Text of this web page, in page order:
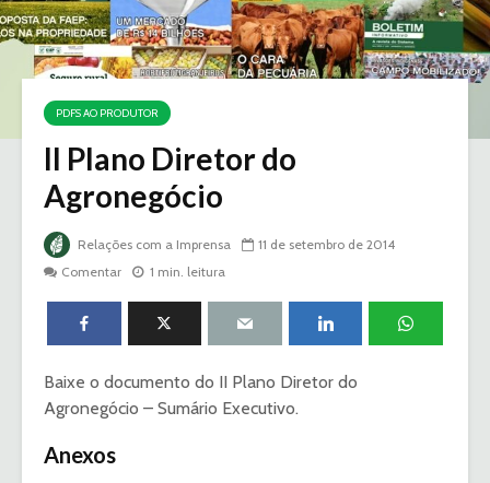
PDFS AO PRODUTOR
II Plano Diretor do
Agronegócio
Relações com a Imprensa
11 de setembro de 2014
Comentar
1 min. leitura
Baixe o documento do II Plano Diretor do
Agronegócio – Sumário Executivo.
Anexos